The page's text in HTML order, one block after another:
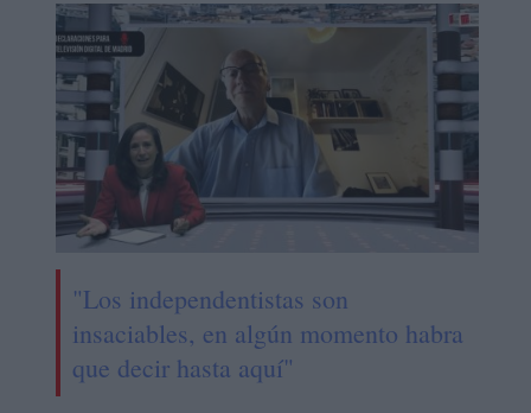
"Los independentistas son
insaciables, en algún momento habra
que decir hasta aquí"